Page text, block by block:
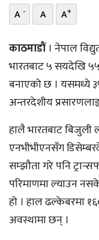
प्रोफाइल
विशेष
A - A A+
काठमाडाैं। नेपाल
भारतबाट ५ सयदेखि
बनाएको छ । यसमध्ये
अन्तरदेशीय
हालै भारतबाट बिजुली
एनभीभीएनसँग
सम्झौता गरे पनि
परिमाणमा ल्याउन
हो । हाल ढल्केबरमा
अवस्थामा छन् ।